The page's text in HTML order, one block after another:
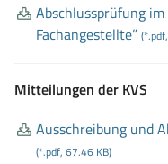
Abschlussprüfung
Fachangestellte”
Mitteilungen der KVS
Ausschreibung und
(*.pdf, 67.46 KB)